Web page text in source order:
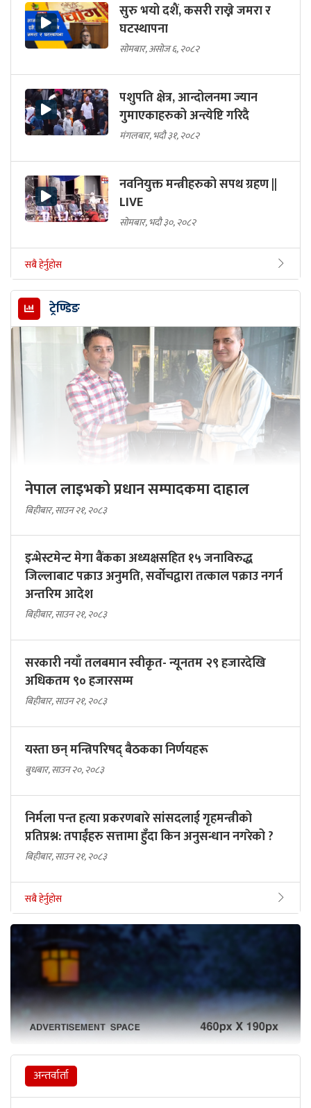
सुरु भयो दशैं, कसरी राख्ने जमरा र
घटस्थापना
सोमबार, असोज ६, २०८२
पशुपति क्षेत्र, आन्दोलनमा ज्यान
गुमाएकाहरुको अन्त्येष्टि गरिदै
मंगलबार, भदौ ३१, २०८२
नवनियुक्त मन्त्रीहरुको सपथ ग्रहण ||
LIVE
सोमबार, भदौ ३०, २०८२
सबै हेर्नुहोस
ट्रेण्डिङ
नेपाल लाइभको प्रधान सम्पादकमा दाहाल
बिहीबार, साउन २१, २०८३
इन्भेस्टमेन्ट मेगा बैंकका अध्यक्षसहित १५ जनाविरुद्ध
जिल्लाबाट पक्राउ अनुमति, सर्वोचद्वारा तत्काल पक्राउ नगर्न
अन्तरिम आदेश
बिहीबार, साउन २१, २०८३
सरकारी नयाँ तलबमान स्वीकृत- न्यूनतम २९ हजारदेखि
अधिकतम ९० हजारसम्म
बिहीबार, साउन २१, २०८३
यस्ता छन् मन्त्रिपरिषद् बैठकका निर्णयहरू
बुधबार, साउन २०, २०८३
निर्मला पन्त हत्या प्रकरणबारे सांसदलाई गृहमन्त्रीको
प्रतिप्रश्न: तपाईंहरु सत्तामा हुँदा किन अनुसन्धान नगरेको ?
बिहीबार, साउन २१, २०८३
सबै हेर्नुहोस
अन्तर्वार्ता